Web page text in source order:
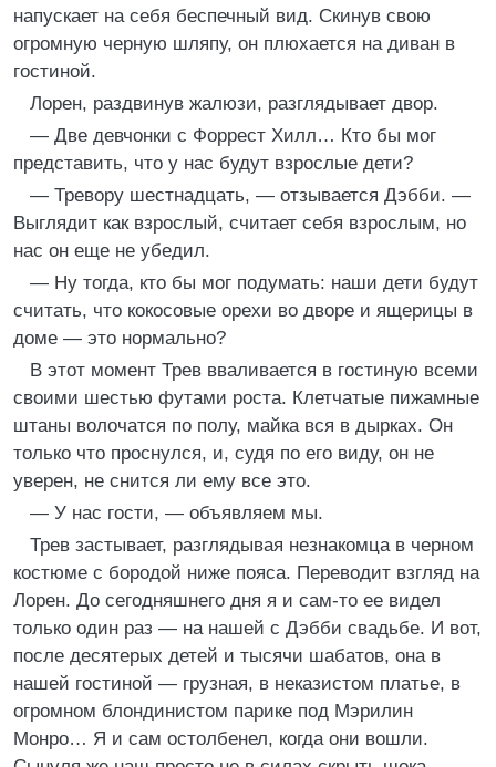
напускает на себя беспечный вид. Скинув свою
огромную черную шляпу, он плюхается на диван в
гостиной.
Лорен, раздвинув жалюзи, разглядывает двор.
— Две девчонки с Форрест Хилл… Кто бы мог
представить, что у нас будут взрослые дети?
— Тревору шестнадцать, — отзывается Дэбби. —
Выглядит как взрослый, считает себя взрослым, но
нас он еще не убедил.
— Ну тогда, кто бы мог подумать: наши дети будут
считать, что кокосовые орехи во дворе и ящерицы в
доме — это нормально?
В этот момент Трев вваливается в гостиную всеми
своими шестью футами роста. Клетчатые пижамные
штаны волочатся по полу, майка вся в дырках. Он
только что проснулся, и, судя по его виду, он не
уверен, не снится ли ему все это.
— У нас гости, — объявляем мы.
Трев застывает, разглядывая незнакомца в черном
костюме с бородой ниже пояса. Переводит взгляд на
Лорен. До сегодняшнего дня я и сам-то ее видел
только один раз — на нашей с Дэбби свадьбе. И вот,
после десятерых детей и тысячи шабатов, она в
нашей гостиной — грузная, в неказистом платье, в
огромном блондинистом парике под Мэрилин
Монро… Я и сам остолбенел, когда они вошли.